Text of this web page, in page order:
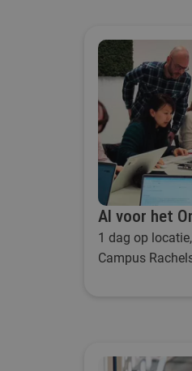
AI voor het
1 dag op
Campus